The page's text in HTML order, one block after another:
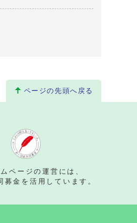
ページの先頭へ戻る
ページの運営には、
募金を活用しています。